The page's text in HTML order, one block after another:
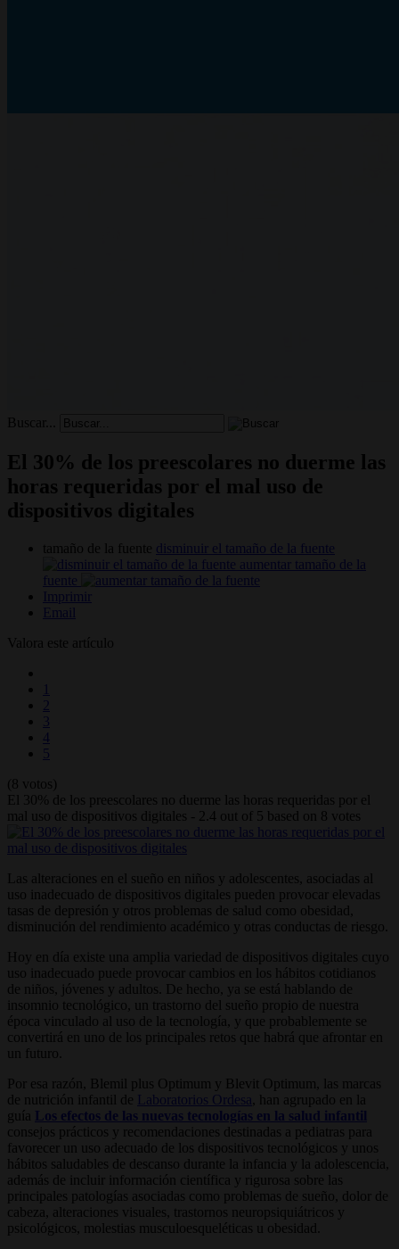
Buscar...
El 30% de los preescolares no duerme las
horas requeridas por el mal uso de
dispositivos digitales
tamaño de la fuente disminuir el tamaño de la fuente
aumentar tamaño de la
fuente
Imprimir
Email
Valora este artículo
1
2
3
4
5
(8 votos)
El 30% de los preescolares no duerme las horas requeridas por el
mal uso de dispositivos digitales - 2.4 out of 5 based on 8 votes
Las alteraciones en el sueño en niños y adolescentes, asociadas al
uso inadecuado de dispositivos digitales pueden provocar elevadas
tasas de depresión y otros problemas de salud como obesidad,
disminución del rendimiento académico y otras conductas de riesgo.
Hoy en día existe una amplia variedad de dispositivos digitales cuyo
uso inadecuado puede provocar cambios en los hábitos cotidianos
de niños, jóvenes y adultos. De hecho, ya se está hablando de
insomnio tecnológico, un trastorno del sueño propio de nuestra
época vinculado al uso de la tecnología, y que probablemente se
convertirá en uno de los principales retos que habrá que afrontar en
un futuro.
Por esa razón, Blemil plus Optimum y Blevit Optimum, las marcas
de nutrición infantil de Laboratorios Ordesa , han agrupado en la
guía Los efectos de las nuevas tecnologías en la salud infantil
consejos prácticos y recomendaciones destinadas a pediatras para
favorecer un uso adecuado de los dispositivos tecnológicos y unos
hábitos saludables de descanso durante la infancia y la adolescencia,
además de incluir información científica y rigurosa sobre las
principales patologías asociadas como problemas de sueño, dolor de
cabeza, alteraciones visuales, trastornos neuropsiquiátricos y
psicológicos, molestias musculoesqueléticas u obesidad.